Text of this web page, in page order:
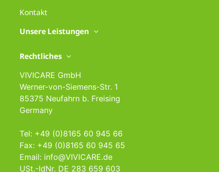
Kontakt
Unsere Leistungen
Rechtliches
VIVICARE GmbH
Werner-von-Siemens-Str. 1
85375 Neufahrn b. Freising
Germany
Tel: +49 (0)8165 60 945 66
Fax: +49 (0)8165 60 945 65
Email: info@VIVICARE.de
USt.-IdNr. DE 283 659 603